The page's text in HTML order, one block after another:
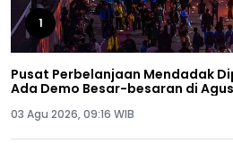
1
Pusat Perbelanjaan Mendadak
Ada Demo Besar-besaran di
03 Agu 2026, 09:16 WIB